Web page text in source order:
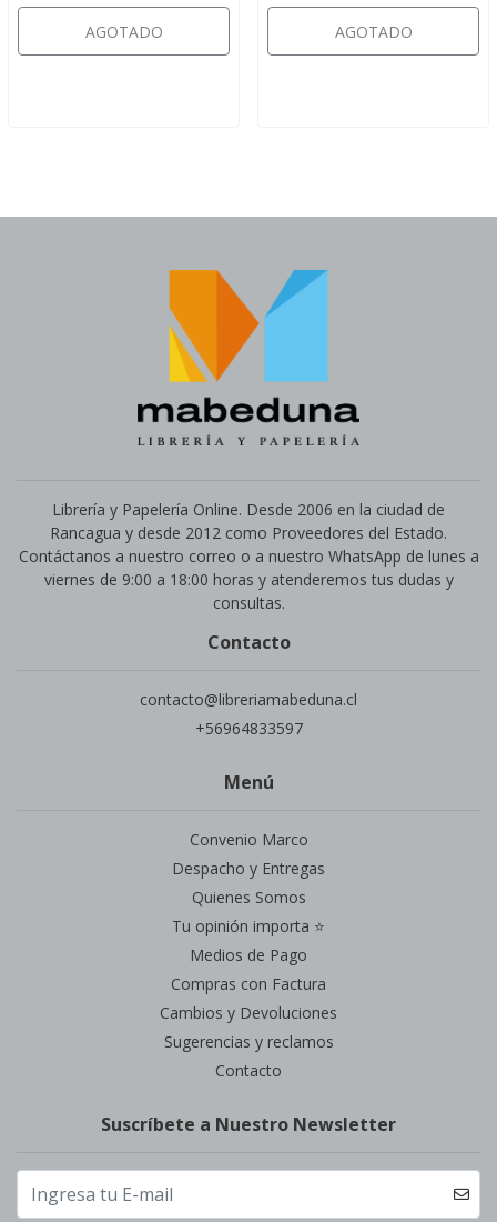
AGOTADO AGOTADO
Librería y Papelería Online. Desde 2006 en la ciudad de
Rancagua y desde 2012 como Proveedores del Estado.
Contáctanos a nuestro correo o a nuestro WhatsApp de lunes a
viernes de 9:00 a 18:00 horas y atenderemos tus dudas y
consultas.
Contacto
contacto@libreriamabeduna.cl
+56964833597
Menú
Convenio Marco
Despacho y Entregas
Quienes Somos
Tu opinión importa ⭐
Medios de Pago
Compras con Factura
Cambios y Devoluciones
Sugerencias y reclamos
Contacto
Suscríbete a Nuestro Newsletter